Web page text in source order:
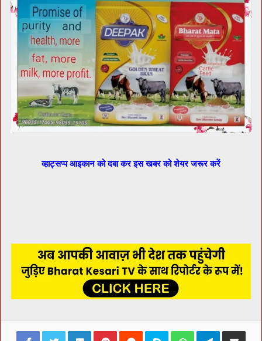
व्हाट्सप्प आइकान को दबा कर इस खबर को शेयर जरूर करें
FacebookTwitterLinkedInPinterestReddit Skype WhatsAppTelegramShare via